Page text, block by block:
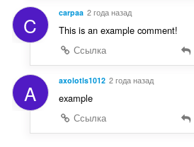
C carpaa 2 года назад
This is an example comment!
Ссылка
A axolotls1012 2 года назад
example
Ссылка